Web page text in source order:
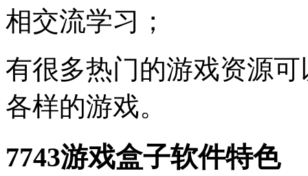
相交流学习；
有很多热门的游戏资源
各样的游戏。
7743游戏盒子软件特色